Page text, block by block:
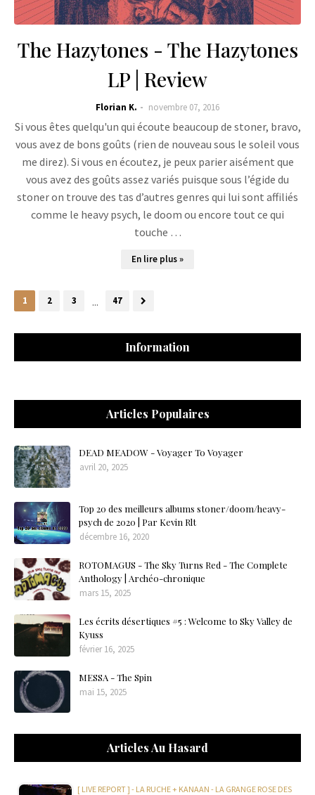
The Hazytones - The Hazytones
LP | Review
Florian K. novembre 07, 2016
Si vous êtes quelqu'un qui écoute beaucoup de stoner, bravo,
vous avez de bons goûts (rien de nouveau sous le soleil vous
me direz). Si vous en écoutez, je peux parier aisément que
vous avez des goûts assez variés puisque sous l’égide du
stoner on trouve des tas d’autres genres qui lui sont affiliés
comme le heavy psych, le doom ou encore tout ce qui
touche …
En lire plus »
1 2 3 ... 47
Information
Articles Populaires
DEAD MEADOW - Voyager To Voyager
avril 20, 2025
Top 20 des meilleurs albums stoner/doom/heavy-
psych de 2020 | Par Kevin Rlt
décembre 16, 2020
ROTOMAGUS - The Sky Turns Red - The Complete
Anthology | Archéo-chronique
mars 15, 2025
Les écrits désertiques #5 : Welcome to Sky Valley de
Kyuss
février 16, 2025
MESSA - The Spin
mai 15, 2025
Articles Au Hasard
[ LIVE REPORT ] - LA RUCHE + KANAAN - LA GRANGE ROSE DES